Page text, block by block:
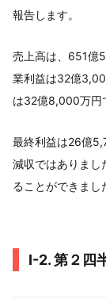
報告します。
売上高は、651億
業利益は32億
は32億8,000万円
最終利益は26億
減収ではありまし
ることができまし
Ⅰ-2. 第２四